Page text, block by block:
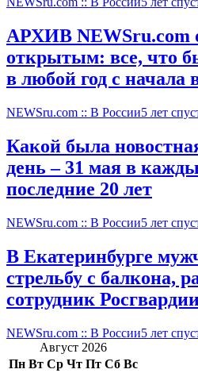
АРХИВ NEWSru.com
открытым: все, что
в любой год с начала
NEWSru.com :: В России5 лет
Какой была
день – 31 мая в
последние 20 лет
NEWSru.com :: В России5 лет
В Екатеринбурге
стрельбу с балкона,
сотрудник
NEWSru.com :: В России5 лет
Август 2026
Пн Вт Ср Чт Пт Сб Вс